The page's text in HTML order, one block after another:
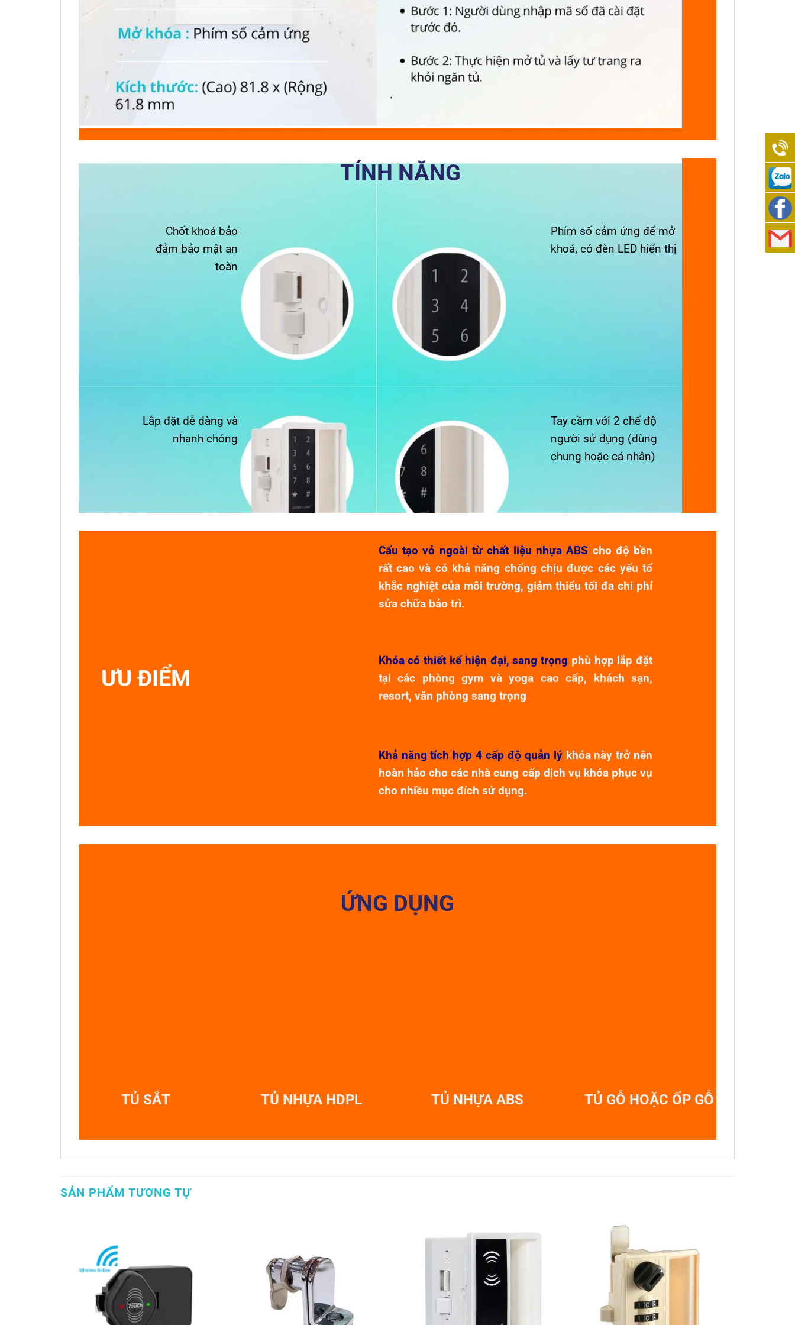
TÍNH NĂNG
Chốt khoá bảo
đảm bảo mật an
toàn
Phím số cảm ứng để mở
khoá, có đèn LED hiển thị
Lắp đặt dễ dàng và
nhanh chóng
Tay cầm với 2 chế độ
người sử dụng (dùng
chung hoặc cá nhân)
ƯU ĐIỂM
Cấu tạo vỏ ngoài từ chất liệu nhựa ABS cho độ bền
rất cao và có khả năng chống chịu được các yếu tố
khắc nghiệt của môi trường, giảm thiểu tối đa chi phí
sửa chữa bảo trì.
Khóa có thiết kế hiện đại, sang trọng phù hợp lắp đặt
tại các phòng gym và yoga cao cấp, khách sạn,
resort, văn phòng sang trọng
Khả năng tích hợp 4 cấp độ quản lýkhóa này trở nên
hoàn hảo cho các nhà cung cấp dịch vụ khóa phục vụ
cho nhiều mục đích sử dụng.
ỨNG DỤNG
TỦ GỖ HOẶC ỐP GỖ
TỦ SẮT TỦ NHỰA HDPL TỦ NHỰA ABS
SẢN PHẨM TƯƠNG TỰ
0938
989
276
0938
989
Việt